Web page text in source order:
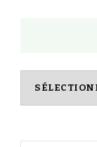
Index